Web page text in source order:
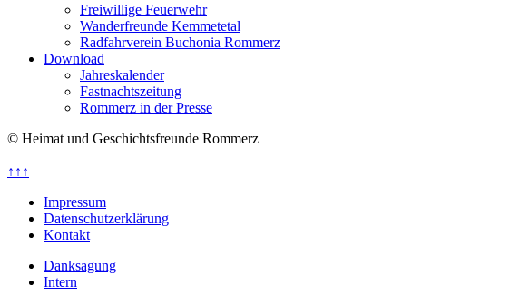
Freiwillige Feuerwehr
Wanderfreunde Kemmetetal
Radfahrverein Buchonia Rommerz
Download
Jahreskalender
Fastnachtszeitung
Rommerz in der Presse
© Heimat und Geschichtsfreunde Rommerz
↑↑↑
Impressum
Datenschutzerklärung
Kontakt
Danksagung
Intern